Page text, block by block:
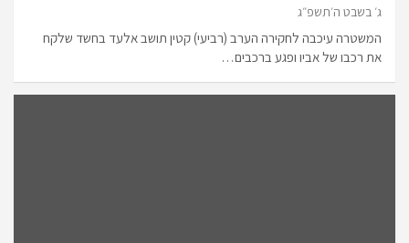
ג׳ בשבט ה׳תשפ״ג
המשטרה עיכבה לחקירה הערב (רביעי) קטין תושב אלעד בחשד שלקח
את רכבו של אביו ופגע ברכבים…